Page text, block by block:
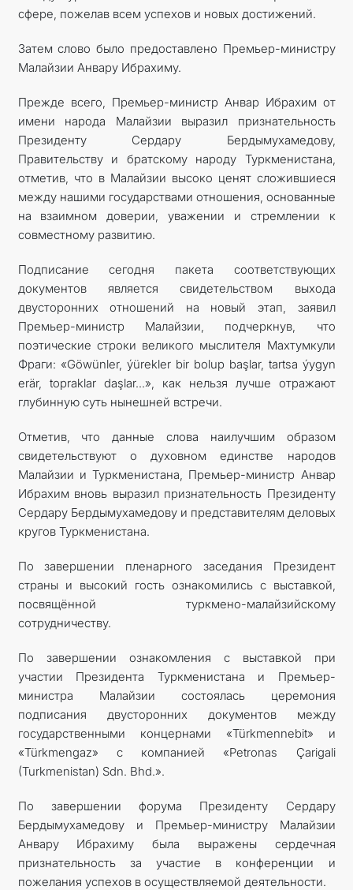
сфере, пожелав всем успехов и новых достижений.
Затем слово было предоставлено Премьер-министру
Малайзии Анвару Ибрахиму.
Прежде всего, Премьер-министр Анвар Ибрахим от
имени народа Малайзии выразил признательность
Президенту Сердару Бердымухамедову,
Правительству и братскому народу Туркменистана,
отметив, что в Малайзии высоко ценят сложившиеся
между нашими государствами отношения, основанные
на взаимном доверии, уважении и стремлении к
совместному развитию.
Подписание сегодня пакета соответствующих
документов является свидетельством выхода
двусторонних отношений на новый этап, заявил
Премьер-министр Малайзии, подчерк­нув, что
поэтические строки великого мыслителя Махтумкули
Фраги: «Göwünler, ýürekler bir bolup başlar, tartsa ýygyn
erär, topraklar daşlar…», как нельзя лучше отражают
глубинную суть нынешней встречи.
Отметив, что данные слова наилучшим образом
свидетельствуют о духовном единстве народов
Малайзии и Туркменистана, Премьер-министр Анвар
Ибрахим вновь выразил признательность Президенту
Сердару Бердымухамедову и представителям деловых
кругов Туркменистана.
По завершении пленарного заседания Президент
страны и высокий гость ознакомились с выставкой,
посвящённой туркмено-малайзийскому
сотрудничеству.
По завершении ознакомления с выставкой при
участии Президента Туркменистана и Премьер-
министра Малайзии состоялась церемония
подписания двусторонних документов между
государственными концернами «Türkmennebit» и
«Türk­mengaz» с компанией «Petronas Çarigali
(Turkmenistan) Sdn. Bhd.».
По завершении форума Президенту Сердару
Бердымухамедову и Премьер-министру Малайзии
Анвару Ибрахиму была выражены сердечная
признательность за участие в конференции и
пожелания успехов в осуществляемой деятельности.